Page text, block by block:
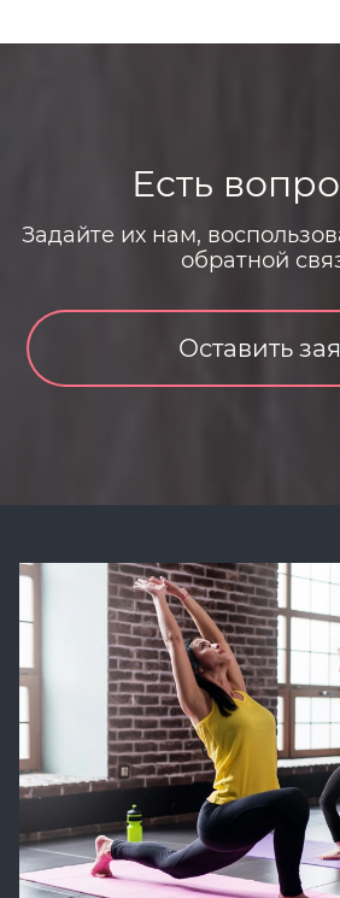
Есть
Задайте их нам,
обратной
Оставить